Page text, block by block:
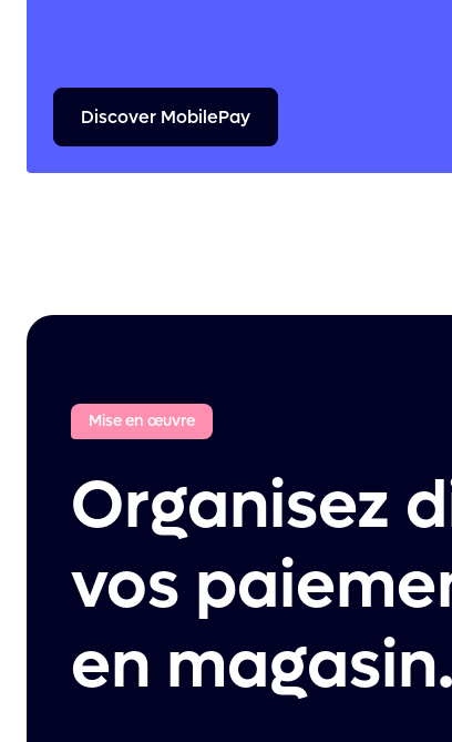
Discover MobilePay
Mise en œuvre
Organisez
vos
en magasin.